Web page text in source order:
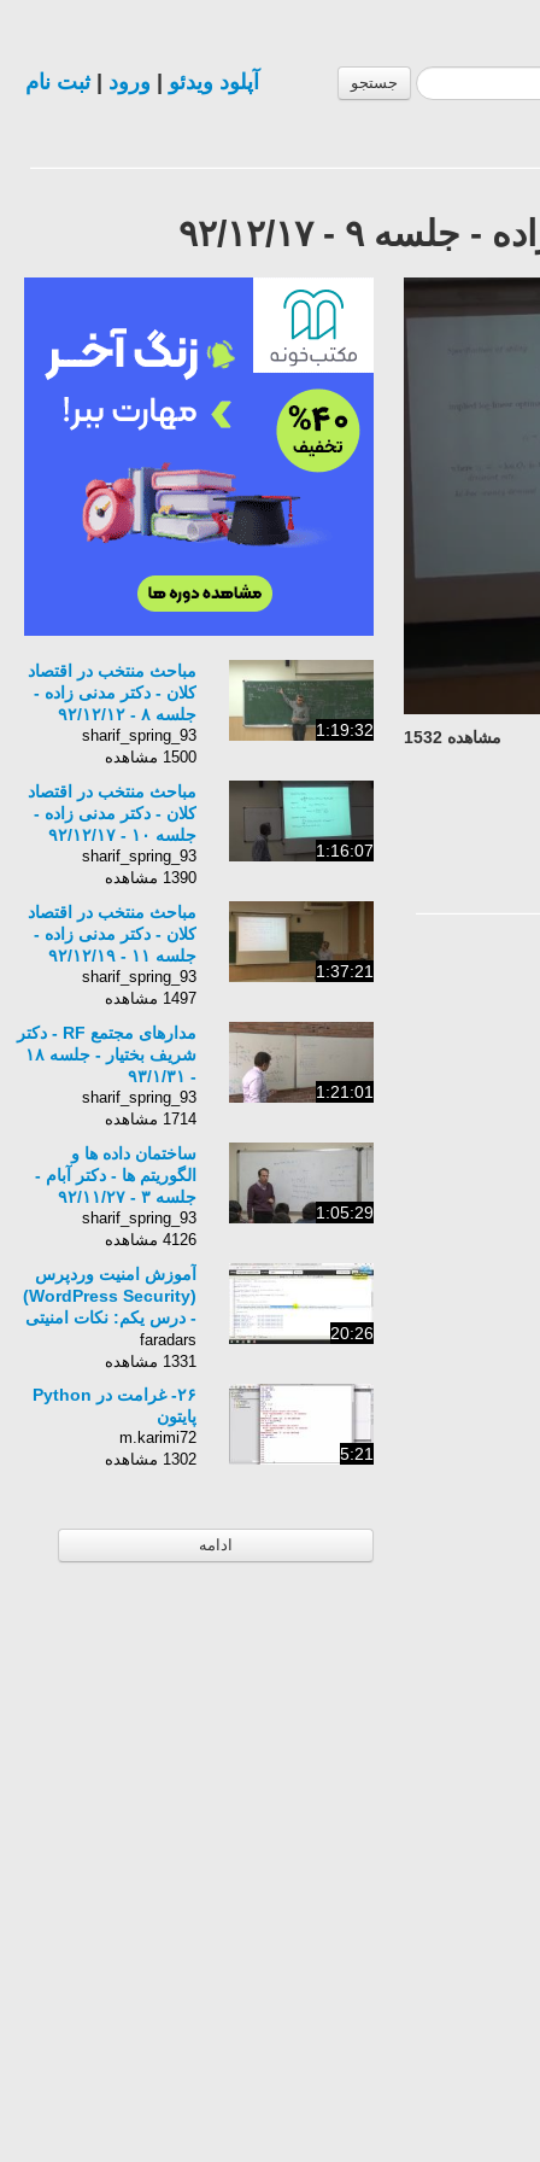
جستجو آپلود ویدئو ورود |ثبت نام
٩ - ٩٢/١٢/١٧
مشاهده 1532 1:19:32
مباحث منتخب در اقتصاد
کلان - دکتر مدنی زاده -
جلسه ٨ - ٩٢/١٢/١٢
sharif_spring_93
1500 مشاهده
1:16:07
مباحث منتخب در اقتصاد
کلان - دکتر مدنی زاده -
جلسه ١٠ - ٩٢/١٢/١٧
sharif_spring_93
1390 مشاهده
1:37:21
مباحث منتخب در اقتصاد
کلان - دکتر مدنی زاده -
جلسه ١١ - ٩٢/١٢/١٩
sharif_spring_93
1497 مشاهده
1:21:01
مدارهای مجتمع RF - دکتر
شریف بختیار - جلسه ١٨
- ٩٣/١/٣١
sharif_spring_93
1714 مشاهده
1:05:29
ساختمان داده ها و
الگوریتم ها - دکتر آبام -
جلسه ٣ - ٩٢/١١/٢٧
sharif_spring_93
4126 مشاهده
20:26
آموزش امنیت وردپرس
(WordPress Security)
- درس یکم: نکات امنیتی
ورود به سایت
faradars
1331 مشاهده
5:21
۲۶- ‌غرامت در Python
پایتون
m.karimi72
1302 مشاهده
ادامه